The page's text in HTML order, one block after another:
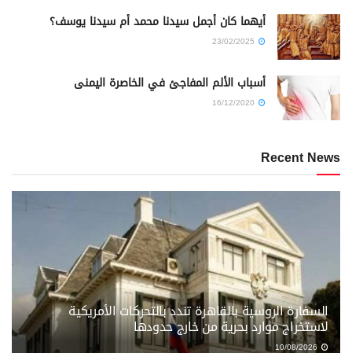
أيهما كان أجمل سيدنا محمد أم سيدنا يوسف؟
أسباب الألم المفاجئ في الخاصرة اليمنى
Recent News
السفارة الروسية بالقاهرة تندد بالتحركات الأمريكية
لاستخراج موارد بحرية من خارج حدودها